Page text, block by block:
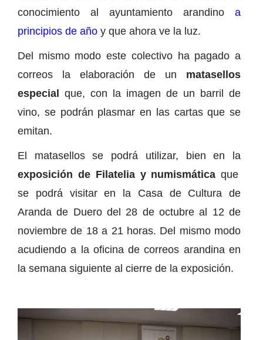
conocimiento al ayuntamiento arandino a
principios de año y que ahora ve la luz.
Del mismo modo este colectivo ha pagado a
correos la elaboración de un matasellos
especial que, con la imagen de un barril de
vino, se podrán plasmar en las cartas que se
emitan.
El matasellos se podrá utilizar, bien en la
exposición de Filatelia y numismática que
se podrá visitar en la Casa de Cultura de
Aranda de Duero del 28 de octubre al 12 de
noviembre de 18 a 21 horas. Del mismo modo
acudiendo a la oficina de correos arandina en
la semana siguiente al cierre de la exposición.